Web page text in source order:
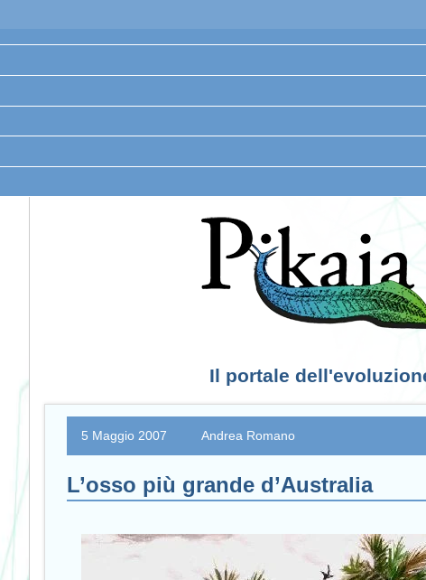
Il portale
5 Maggio 2007 Andrea Romano
L’osso più grande d’Australia